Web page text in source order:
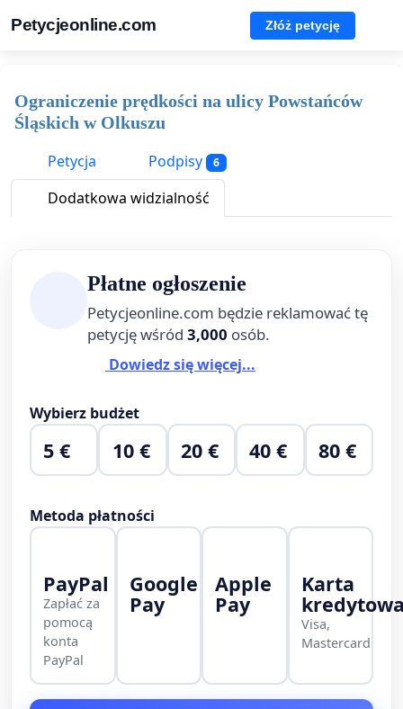
Petycjeonline.com Złóż petycję
Ograniczenie prędkości na ulicy Powstańców
Śląskich w Olkuszu
Petycja
Podpisy 6
Dodatkowa widzialność
Płatne ogłoszenie
Petycjeonline.com będzie reklamować tę
petycję wśród 3,000 osób.
Dowiedz się więcej...
Wybierz budżet
5 € 10 € 20 € 40 € 80 €
Metoda płatności
PayPal
Zapłać za
pomocą
konta
PayPal
Google
Pay
Apple
Pay
Karta
Visa,
Mastercard